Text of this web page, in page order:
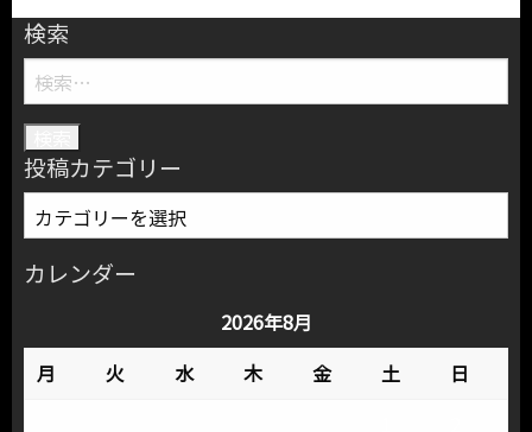
検索
検
索:
投稿カテゴリー
稿
カ
リ
ー
カレンダー
2026年8月
月
火 水 木 金 土
日